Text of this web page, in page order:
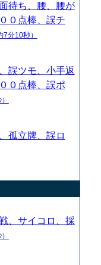
待ち、腰、腰が
０点棒、誤チ
7分10秒）
誤ツモ、小手返
０点棒、誤ポ
孤立牌、誤ロ
、サイコロ、採